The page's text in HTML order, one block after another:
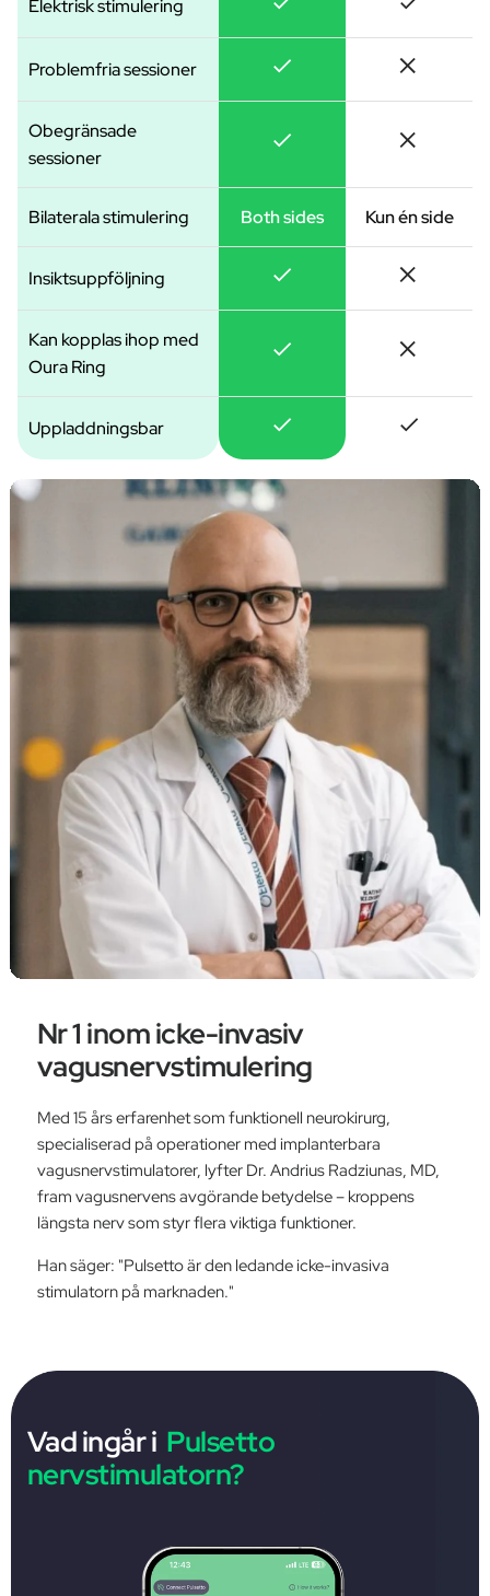
Elektrisk stimulering
Problemfria sessioner
Obegränsade
sessioner
Bilaterala stimulering Both sides Kun én side
Insiktsuppföljning
Kan kopplas ihop med
Oura Ring
Uppladdningsbar
Nr 1 inom icke-invasiv
vagusnervstimulering
Med 15 års erfarenhet som funktionell neurokirurg,
specialiserad på operationer med implanterbara
vagusnervstimulatorer, lyfter Dr. Andrius Radziunas, MD,
fram vagusnervens avgörande betydelse – kroppens
längsta nerv som styr flera viktiga funktioner.
Han säger: "Pulsetto är den ledande icke-invasiva
stimulatorn på marknaden."
Vad ingår i Pulsetto
nervstimulatorn?